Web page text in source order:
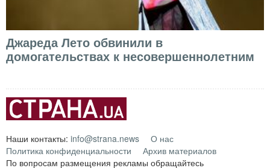
Джареда Лето обвинили в
домогательствах к несовершеннолетним
Наши контакты: info@strana.news
О нас
Политика конфиденциальности
Архив материалов
По вопросам размещения рекламы обращайтесь